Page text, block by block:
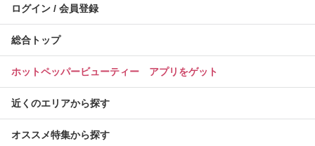
ログイン / 会員登録
総合トップ
ホットペッパービューティー アプリをゲット
近くのエリアから探す
オススメ特集から探す